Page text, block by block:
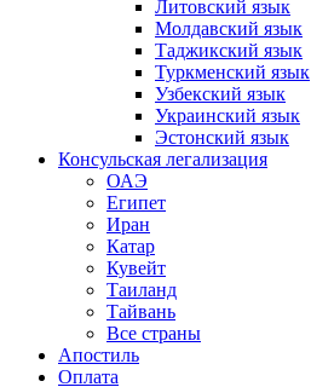
Литовский язык
Молдавский язык
Таджикский язык
Туркменский язык
Узбекский язык
Украинский язык
Эстонский язык
Консульская легализация
ОАЭ
Египет
Иран
Катар
Кувейт
Таиланд
Тайвань
Все страны
Апостиль
Оплата